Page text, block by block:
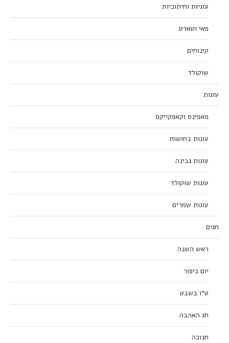
עוגיות וחיתוכיות
פאי וטארט
קינוחים
שוקולד
עוגות
מאפינס וקאפקייקס
עוגות בחושות
עוגות גבינה
עוגות שוקולד
עוגות שמרים
חגים
ראש השנה
יום כיפור
ט”ו בשבט
חג האהבה
חנוכה